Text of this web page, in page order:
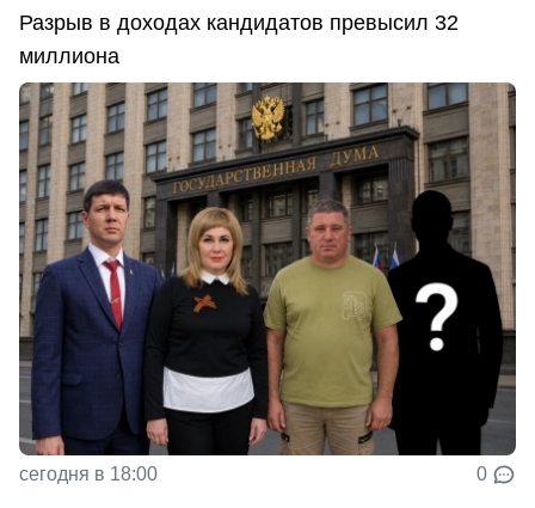
Разрыв в доходах кандидатов превысил 32
миллиона
сегодня в 18:00 0